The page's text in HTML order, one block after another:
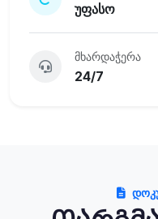
უფასო
მხარდაჭერა
24/7